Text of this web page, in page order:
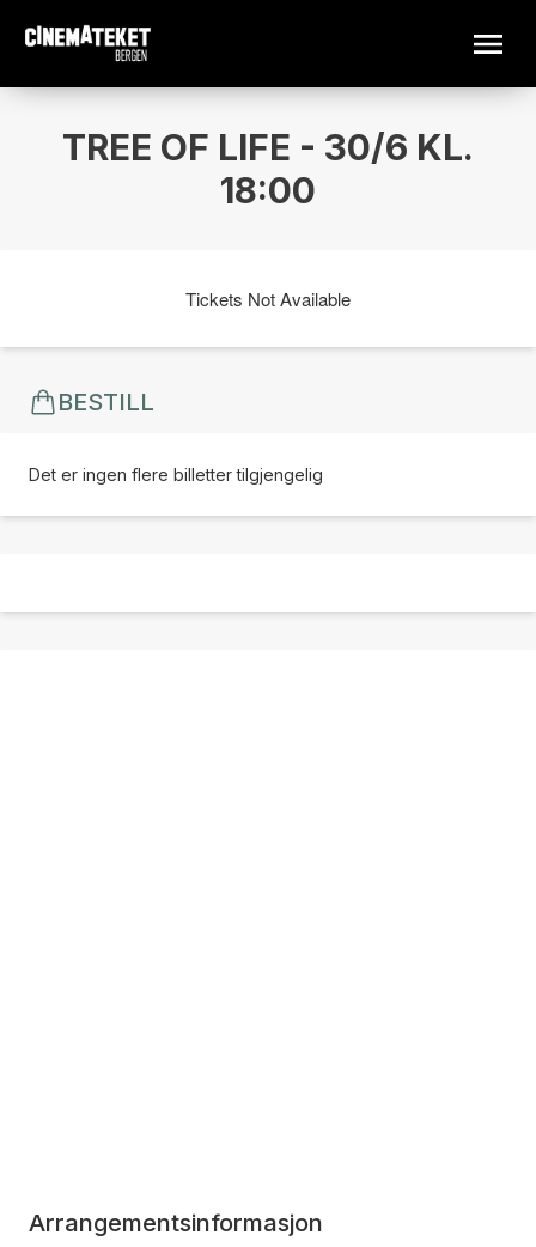
TREE OF LIFE - 30/6 KL.
18:00
Tickets Not Available
BESTILL
Det er ingen flere billetter tilgjengelig
Arrangementsinformasjon